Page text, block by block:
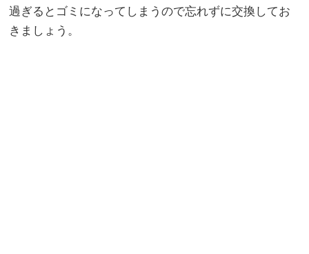
過ぎるとゴミになってしまうので忘れずに交換してお
きましょう。